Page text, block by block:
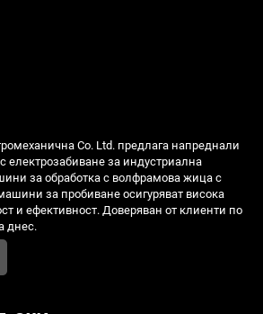
Co. Ltd. предлага напреднали
електрозабиване за индустриална
за обработка с волфрамова жица с
за пробиване осигуряват висока
и ефективност. Доверяван от клиенти по
днес.